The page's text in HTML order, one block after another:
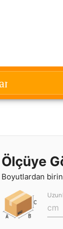
Ölçüye
Boyutlardan